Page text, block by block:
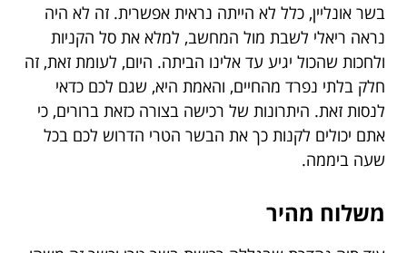
בשר אונליין, כלל לא הייתה נראית אפשרית. זה לא היה
נראה ריאלי לשבת מול המחשב, למלא את סל הקניות
ולחכות שהכול יגיע עד אלינו הביתה. היום, לעומת זאת, זה
חלק בלתי נפרד מהחיים, והאמת היא, שגם לכם כדאי
לנסות זאת. היתרונות של רכישה בצורה כזאת ברורים, כי
אתם יכולים לקנות כך את הבשר הטרי הדרוש לכם בכל
שעה ביממה.
משלוח מהיר